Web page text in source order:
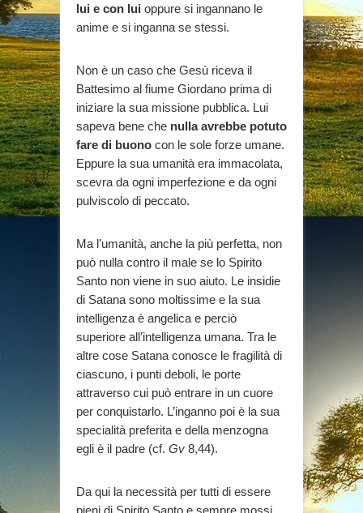
lui e con lui oppure si ingannano le
anime e si inganna se stessi.
Non è un caso che Gesù riceva il
Battesimo al fiume Giordano prima di
iniziare la sua missione pubblica. Lui
sapeva bene che nulla avrebbe potuto
fare di buono con le sole forze umane.
Eppure la sua umanità era immacolata,
scevra da ogni imperfezione e da ogni
pulviscolo di peccato.
Ma l’umanità, anche la più perfetta, non
può nulla contro il male se lo Spirito
Santo non viene in suo aiuto. Le insidie
di Satana sono moltissime e la sua
intelligenza è angelica e perciò
superiore all’intelligenza umana. Tra le
altre cose Satana conosce le fragilità di
ciascuno, i punti deboli, le porte
attraverso cui può entrare in un cuore
per conquistarlo. L’inganno poi è la sua
specialità preferita e della menzogna
egli è il padre (cf. Gv 8,44).
Da qui la necessità per tutti di essere
pieni di Spirito Santo e sempre mossi